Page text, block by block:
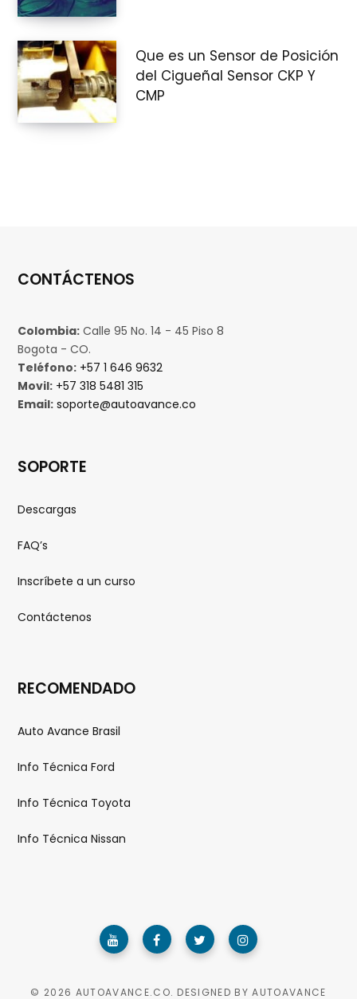
Que es un Sensor de Posición
del Cigueñal Sensor CKP Y
CMP
CONTÁCTENOS
Colombia: Calle 95 No. 14 - 45 Piso 8
Bogota - CO.
Teléfono: +57 1 646 9632
Movil: +57 318 5481 315
Email: soporte@autoavance.co
SOPORTE
Descargas
FAQ’s
Inscríbete a un curso
Contáctenos
RECOMENDADO
Auto Avance Brasil
Info Técnica Ford
Info Técnica Toyota
Info Técnica Nissan
© 2026 AUTOAVANCE.CO. DESIGNED BY AUTOAVANCE